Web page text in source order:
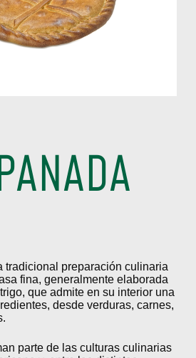
tradicional preparación culinaria
fina, generalmente elaborada
que admite en su interior una
desde verduras, carnes,
parte de las culturas culinarias